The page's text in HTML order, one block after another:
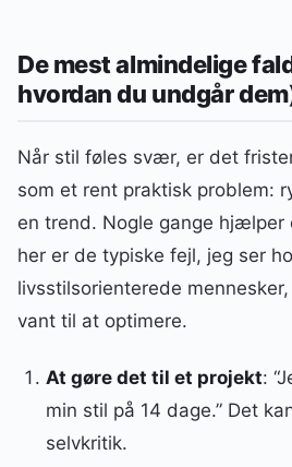
De mest almindelige
hvordan du undgår
Når stil føles svær, er det
som et rent praktisk problem:
en trend. Nogle gange hjælper
her er de typiske fejl, jeg ser
livsstilsorienterede
vant til at optimere.
At gøre det til et projekt:
min stil på 14 dage.” Det
selvkritik.